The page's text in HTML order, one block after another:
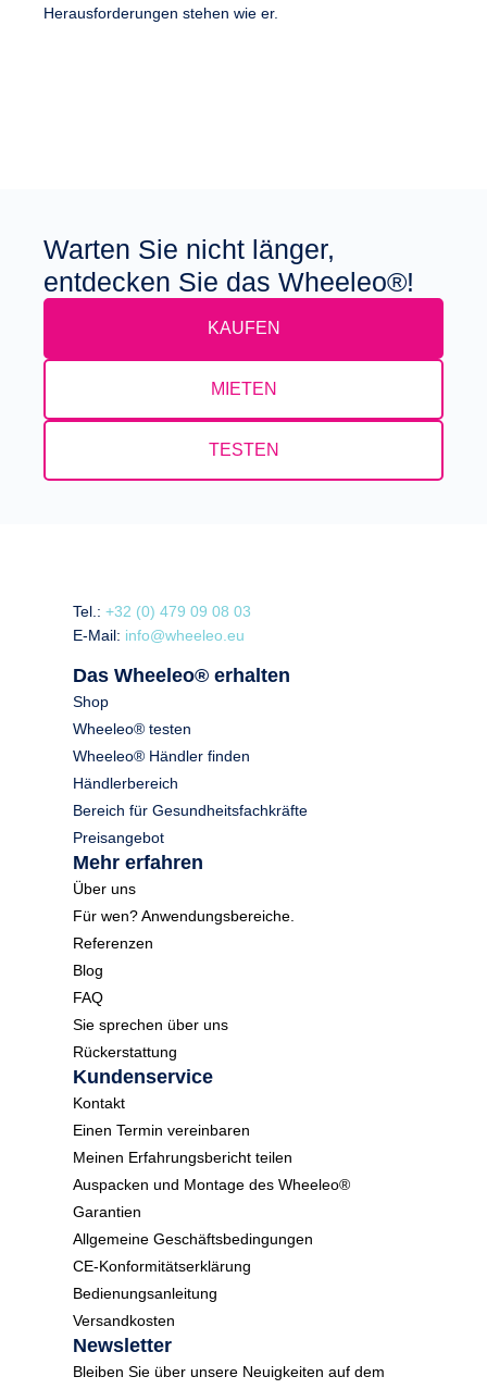
Herausforderungen stehen wie er.
Warten Sie nicht länger,
entdecken Sie das Wheeleo®!
KAUFEN
MIETEN
TESTEN
Tel.:+32 (0) 479 09 08 03
E-Mail: info@wheeleo.eu
Das Wheeleo® erhalten
Shop
Wheeleo® testen
Wheeleo® Händler finden
Händlerbereich
Bereich für Gesundheitsfachkräfte
Preisangebot
Mehr erfahren
Über uns
Für wen? Anwendungsbereiche.
Referenzen
Blog
FAQ
Sie sprechen über uns
Rückerstattung
Kundenservice
Kontakt
Einen Termin vereinbaren
Meinen Erfahrungsbericht teilen
Auspacken und Montage des Wheeleo®
Garantien
Allgemeine Geschäftsbedingungen
CE-Konformitätserklärung
Bedienungsanleitung
Versandkosten
Newsletter
Bleiben Sie über unsere Neuigkeiten auf dem